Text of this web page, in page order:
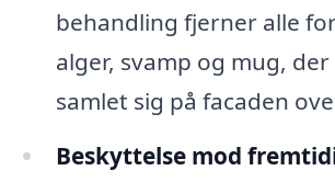
behandling fjerner alle
alger, svamp og mug,
samlet sig på facaden
Beskyttelse mod